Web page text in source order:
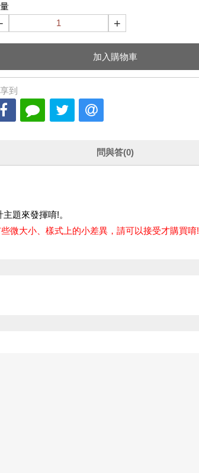
+
加入購物車
到
問與答(0)
題來發揮唷!。
微大小、樣式上的小差異，請可以接受才購買唷!